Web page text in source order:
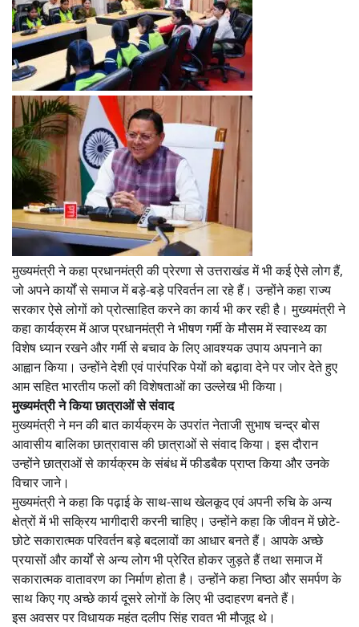
मुख्यमंत्री ने कहा प्रधानमंत्री की प्रेरणा से उत्तराखंड में भी कई ऐसे लोग हैं,
जो अपने कार्यों से समाज में बड़े-बड़े परिवर्तन ला रहे हैं। उन्होंने कहा राज्य
सरकार ऐसे लोगों को प्रोत्साहित करने का कार्य भी कर रही है। मुख्यमंत्री ने
कहा कार्यक्रम में आज प्रधानमंत्री ने भीषण गर्मी के मौसम में स्वास्थ्य का
विशेष ध्यान रखने और गर्मी से बचाव के लिए आवश्यक उपाय अपनाने का
आह्वान किया। उन्होंने देशी एवं पारंपरिक पेयों को बढ़ावा देने पर जोर देते हुए
आम सहित भारतीय फलों की विशेषताओं का उल्लेख भी किया।
मुख्यमंत्री ने किया छात्राओं से संवाद
मुख्यमंत्री ने मन की बात कार्यक्रम के उपरांत नेताजी सुभाष चन्द्र बोस
आवासीय बालिका छात्रावास की छात्राओं से संवाद किया। इस दौरान
उन्होंने छात्राओं से कार्यक्रम के संबंध में फीडबैक प्राप्त किया और उनके
विचार जाने।
मुख्यमंत्री ने कहा कि पढ़ाई के साथ-साथ खेलकूद एवं अपनी रुचि के अन्य
क्षेत्रों में भी सक्रिय भागीदारी करनी चाहिए। उन्होंने कहा कि जीवन में छोटे-
छोटे सकारात्मक परिवर्तन बड़े बदलावों का आधार बनते हैं। आपके अच्छे
प्रयासों और कार्यों से अन्य लोग भी प्रेरित होकर जुड़ते हैं तथा समाज में
सकारात्मक वातावरण का निर्माण होता है। उन्होंने कहा निष्ठा और समर्पण के
साथ किए गए अच्छे कार्य दूसरे लोगों के लिए भी उदाहरण बनते हैं।
इस अवसर पर विधायक महंत दलीप सिंह रावत भी मौजूद थे।